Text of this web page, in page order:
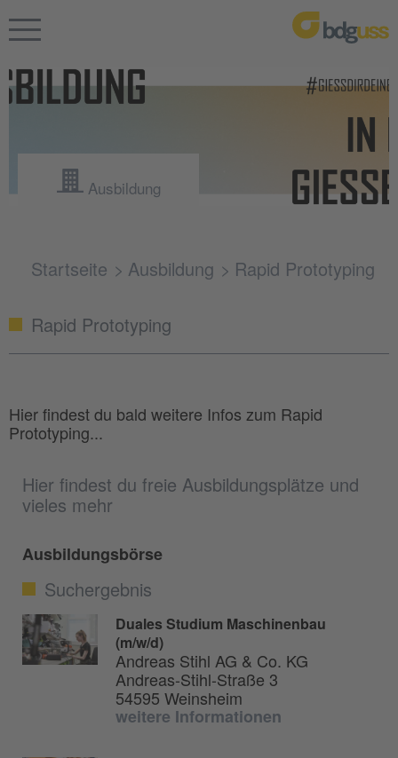
Ausbildung
Startseite Ausbildung Rapid Prototyping
Hier findest du freie Ausbildungsplätze und
vieles mehr
Ausbildungsbörse
Suchergebnis
Duales Studium Maschinenbau
(m/w/d)
Andreas Stihl AG & Co. KG
Andreas-Stihl-Straße 3
54595 Weinsheim
weitere Informationen
Rapid Prototyping
Hier findest du bald weitere Infos zum Rapid
Prototyping...